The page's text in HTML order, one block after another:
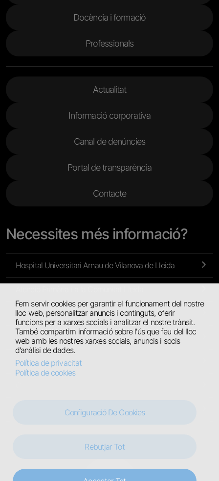
Fem servir cookies per garantir el funcionament del nostre
lloc web, personalitzar anuncis i continguts, oferir
funcions per a xarxes socials i analitzar el nostre trànsit.
També compartim informació sobre l'ús que feu del lloc
web amb les nostres xarxes socials, anuncis i socis
d'anàlisi de dades.
Política de privacitat
Política de cookies
Configuració De Cookies
Rebutjar Tot
Docència i formació
Professionals
Actualitat
Informació corporativa
Canal de denúncies
Portal de transparència
Contacte
Necessites més informació?
Hospital Universitari Arnau de Vilanova de Lleida
Atenció Primària de l’Alt Pirineu i Aran
Hospital Universitari de Santa Maria
Hospital Comarcal del Pallars
Hospital Jaume Nadal Meroles
Avís legal
Política de cookies